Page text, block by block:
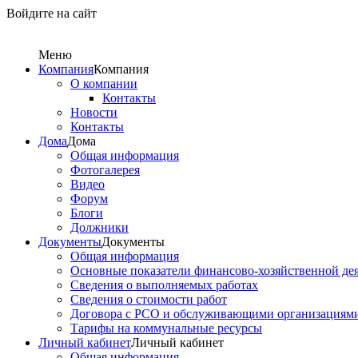
Войдите на сайт
Меню
КомпанияКомпания
О компании
Контакты
Новости
Контакты
ДомаДома
Общая информация
Фотогалерея
Видео
Форум
Блоги
Должники
ДокументыДокументы
Общая информация
Основные показатели финансово-хозяйственной
Сведения о выполняемых работах
Сведения о стоимости работ
Договора с РСО и обслуживающими
Тарифы на коммунальные ресурсы
Личный кабинетЛичный кабинет